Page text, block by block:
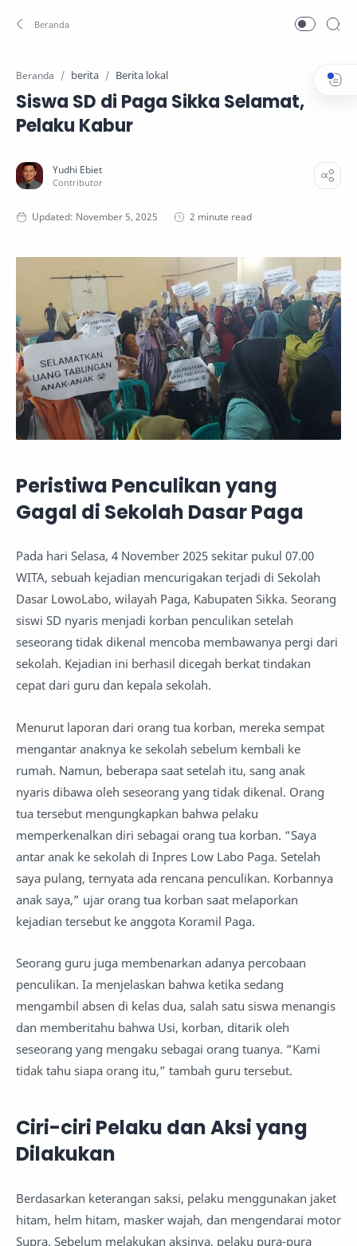
Beranda berita Berita lokal
Siswa SD di Paga Sikka Selamat,
Pelaku Kabur
2 minute read
Peristiwa Penculikan yang
Gagal di Sekolah Dasar Paga
Pada hari Selasa, 4 November 2025 sekitar pukul 07.00
WITA, sebuah kejadian mencurigakan terjadi di Sekolah
Dasar LowoLabo, wilayah Paga, Kabupaten Sikka. Seorang
siswi SD nyaris menjadi korban penculikan setelah
seseorang tidak dikenal mencoba membawanya pergi dari
sekolah. Kejadian ini berhasil dicegah berkat tindakan
cepat dari guru dan kepala sekolah.
Menurut laporan dari orang tua korban, mereka sempat
mengantar anaknya ke sekolah sebelum kembali ke
rumah. Namun, beberapa saat setelah itu, sang anak
nyaris dibawa oleh seseorang yang tidak dikenal. Orang
tua tersebut mengungkapkan bahwa pelaku
memperkenalkan diri sebagai orang tua korban. “Saya
antar anak ke sekolah di Inpres Low Labo Paga. Setelah
saya pulang, ternyata ada rencana penculikan. Korbannya
anak saya,” ujar orang tua korban saat melaporkan
kejadian tersebut ke anggota Koramil Paga.
Seorang guru juga membenarkan adanya percobaan
penculikan. Ia menjelaskan bahwa ketika sedang
mengambil absen di kelas dua, salah satu siswa menangis
dan memberitahu bahwa Usi, korban, ditarik oleh
seseorang yang mengaku sebagai orang tuanya. “Kami
tidak tahu siapa orang itu,” tambah guru tersebut.
Ciri-ciri Pelaku dan Aksi yang
Dilakukan
Berdasarkan keterangan saksi, pelaku menggunakan jaket
hitam, helm hitam, masker wajah, dan mengendarai motor
Supra. Sebelum melakukan aksinya, pelaku pura-pura